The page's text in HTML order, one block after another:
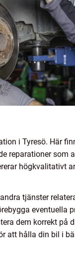
i Tyresö. Här
reparationer som
högkvalitativt
tjänster
eventuella
dem korrekt på
att hålla din bil i